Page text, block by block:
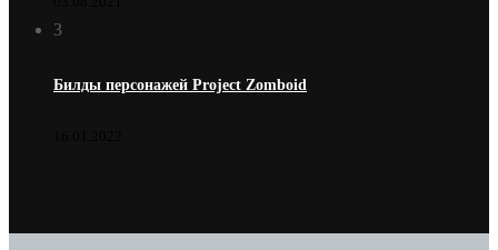
3
Билды персонажей Project Zomboid